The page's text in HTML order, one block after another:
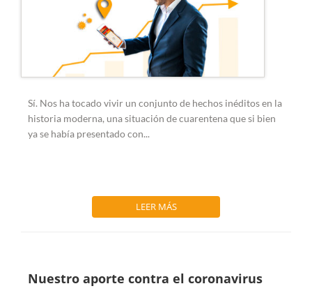
Sí. Nos ha tocado vivir un conjunto de hechos inéditos en la
historia moderna, una situación de cuarentena que si bien
ya se había presentado con...
LEER MÁS
Nuestro aporte contra el coronavirus